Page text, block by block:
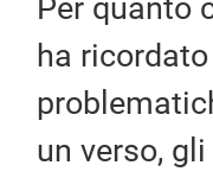
Per quanto
ha
un verso,